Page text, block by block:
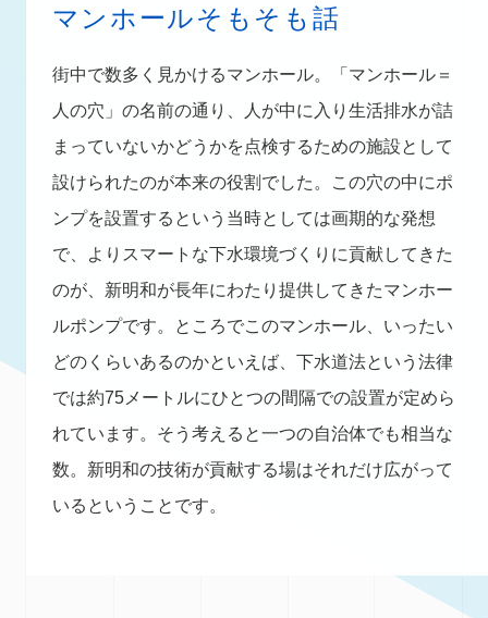
マンホールそもそも話
街中で数多く見かけるマンホール。「マンホール＝
人の穴」の名前の通り、人が中に入り生活排水が詰
まっていないかどうかを点検するための施設として
設けられたのが本来の役割でした。この穴の中にポ
ンプを設置するという当時としては画期的な発想
で、よりスマートな下水環境づくりに貢献してきた
のが、新明和が長年にわたり提供してきたマンホー
ルポンプです。ところでこのマンホール、いったい
どのくらいあるのかといえば、下水道法という法律
では約75メートルにひとつの間隔での設置が定めら
れています。そう考えると一つの自治体でも相当な
数。新明和の技術が貢献する場はそれだけ広がって
いるということです。